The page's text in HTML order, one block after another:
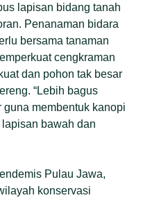
lapisan bidang tanah
Penanaman bidara
bersama tanaman
cengkraman
dan pohon tak besar
“Lebih bagus
membentuk kanopi
bawah dan
Pulau Jawa,
konservasi